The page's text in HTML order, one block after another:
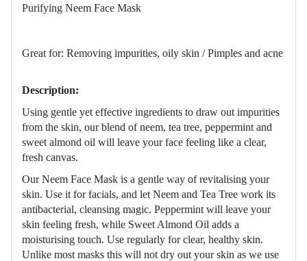
Purifying Neem Face Mask
Great for: Removing impurities, oily skin / Pimples and acne
Description:
Using gentle yet effective ingredients to draw out impurities
from the skin, our blend of neem, tea tree, peppermint and
sweet almond oil will leave your face feeling like a clear,
fresh canvas.
Our Neem Face Mask is a gentle way of revitalising your
skin. Use it for facials, and let Neem and Tea Tree work its
antibacterial, cleansing magic. Peppermint will leave your
skin feeling fresh, while Sweet Almond Oil adds a
moisturising touch. Use regularly for clear, healthy skin.
Unlike most masks this will not dry out your skin as we use